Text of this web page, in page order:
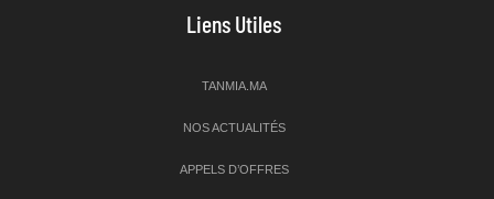
Liens Utiles
TANMIA.MA
NOS ACTUALITÉS
APPELS D’OFFRES